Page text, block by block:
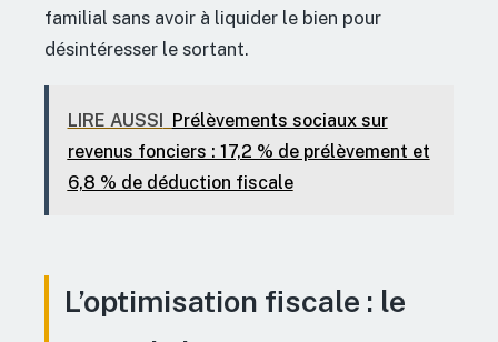
familial sans avoir à liquider le bien pour
désintéresser le sortant.
LIRE AUSSI Prélèvements sociaux sur
revenus fonciers : 17,2 % de prélèvement et
6,8 % de déduction fiscale
L’optimisation fiscale : le